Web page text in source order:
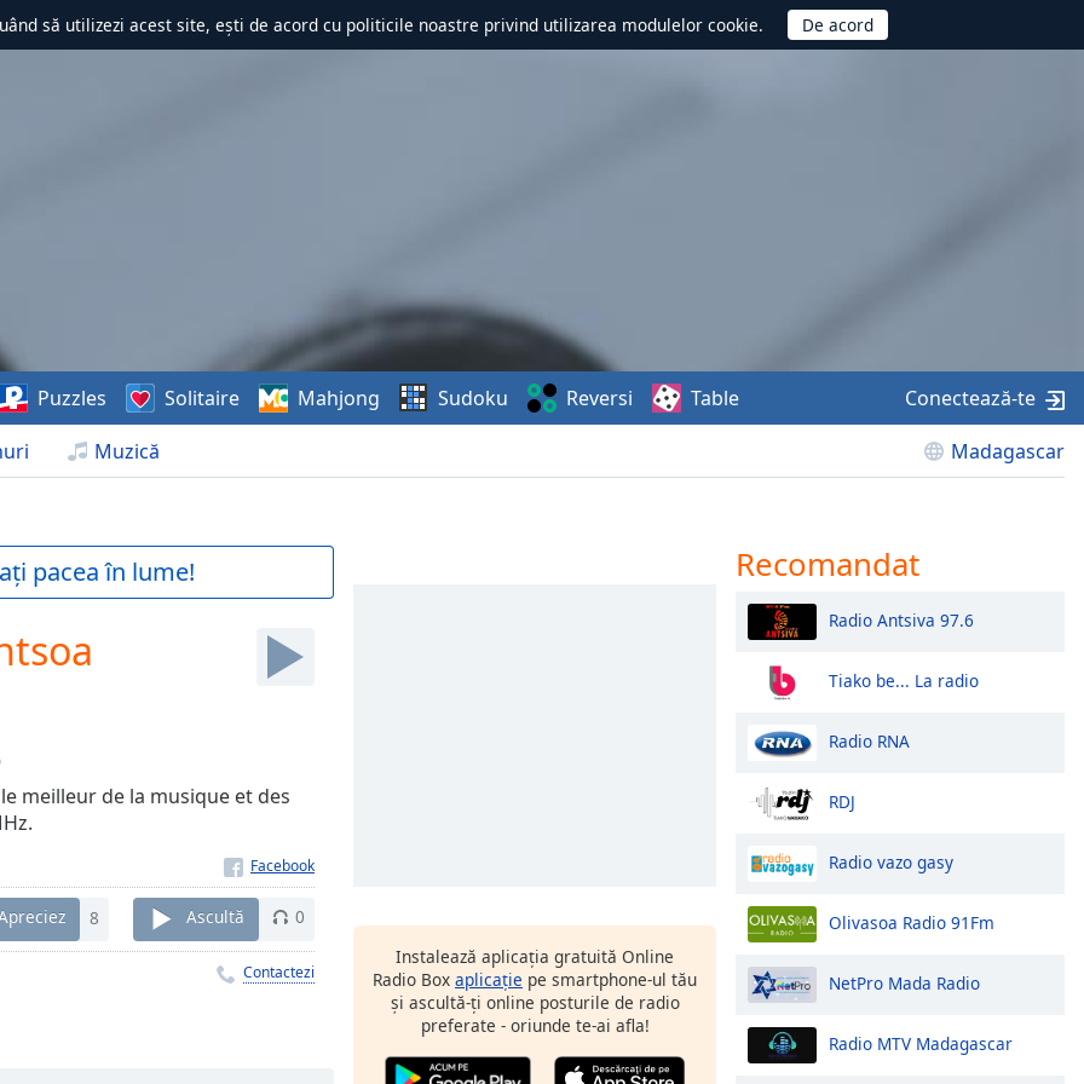
să utilizezi acest site, ești de acord cu politicile noastre privind utilizarea modulelor cookie.
Muzică Madagascar
Puzzles Solitaire Mahjong Sudoku Reversi Table Conectează-te
pacea în lume!
meilleur de la musique et des
8 Ascultă 0
Contactezi
Instalează aplicația gratuită Online
Radio Box aplicație pe smartphone-ul tău
și ascultă-ți online posturile de radio
preferate - oriunde te-ai afla!
Recomandat
Radio Antsiva 97.6
Tiako be... La radio
Radio RNA
RDJ
Radio vazo gasy
Olivasoa Radio 91Fm
NetPro Mada Radio
Radio MTV Madagascar